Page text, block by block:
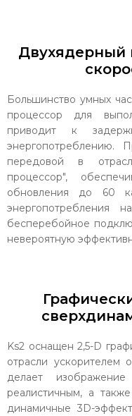
Двухядерный
Большинство умных
процессор для
приводит к
энергопотреблению.
передовой в
процессор",
обновления до 60
энергопотребления
бесперебойное
невероятную
Ks2 оснащен 2,5-D
отрасли ускорителем
делает
реалистичным, а
динамичные 3D-